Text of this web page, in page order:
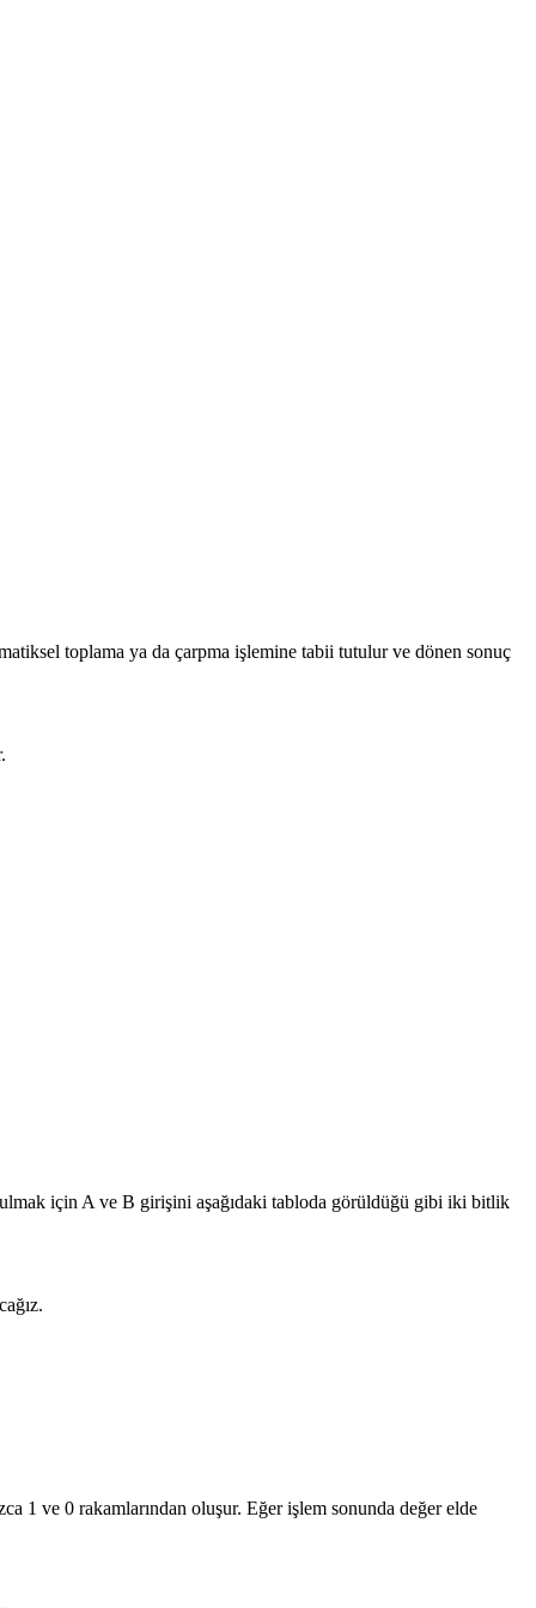
toplama ya da çarpma işlemine tabii tutulur ve dönen sonuç
için A ve B girişini aşağıdaki tabloda görüldüğü gibi iki bitlik
1 ve 0 rakamlarından oluşur. Eğer işlem sonunda değer elde